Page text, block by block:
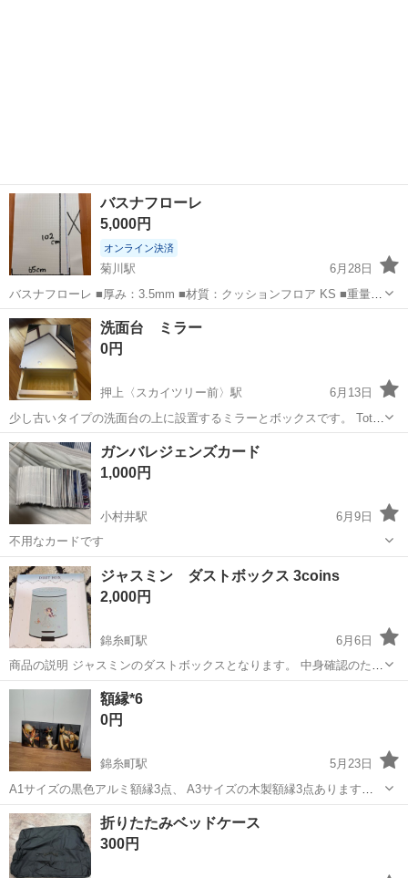
バスナフローレ
5,000円
オンライン決済
菊川駅
6月28日
バスナフローレ ■厚み：3.5mm ■材質：クッションフロア KS ■重量：
約2.1kg/m2 約3.8kg/m ■備考：衝撃吸収性 110G 現金支払い可◯ メ
ッセージください
東京 墨田区 菊川駅
洗面台 ミラー
0円
押上〈スカイツリー前〉駅
6月13日
少し古いタイプの洗面台の上に設置するミラーとボックスです。 Toto
製です 状態は写真を参照ください よろしくお願いします
東京 墨田区 押上〈スカイツリー前〉駅
ガンバレジェンズカード
1,000円
小村井駅
6月9日
不用なカードです
東京 墨田区 その他
ジャスミン ダストボックス 3coins
2,000円
錦糸町駅
6月6日
商品の説明 ジャスミンのダストボックスとなります。 中身確認のた
め、一度開封しました。 3枚目の写真の通り、外箱にダメージがござ
東京 墨田区 錦糸町駅
額縁*6
0円
錦糸町駅
5月23日
A1サイズの黒色アルミ額縁3点、 A3サイズの木製額縁3点あります。
展示で使用していたものになります。 多少使用感はありますが、まだ
普通に使えます。 写真展示・ポスター・作品展示などにおすすめで
す。 引っ越しのため、...
東京 墨田区 錦糸町駅 その他
折りたたみベッドケース
300円